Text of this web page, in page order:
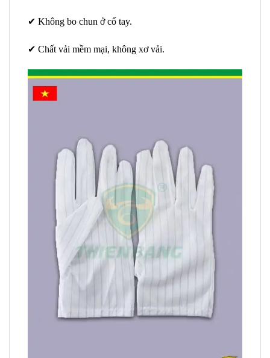
✔ Không bo chun ở cổ tay.
✔ Chất vải mềm mại, không xơ vải.